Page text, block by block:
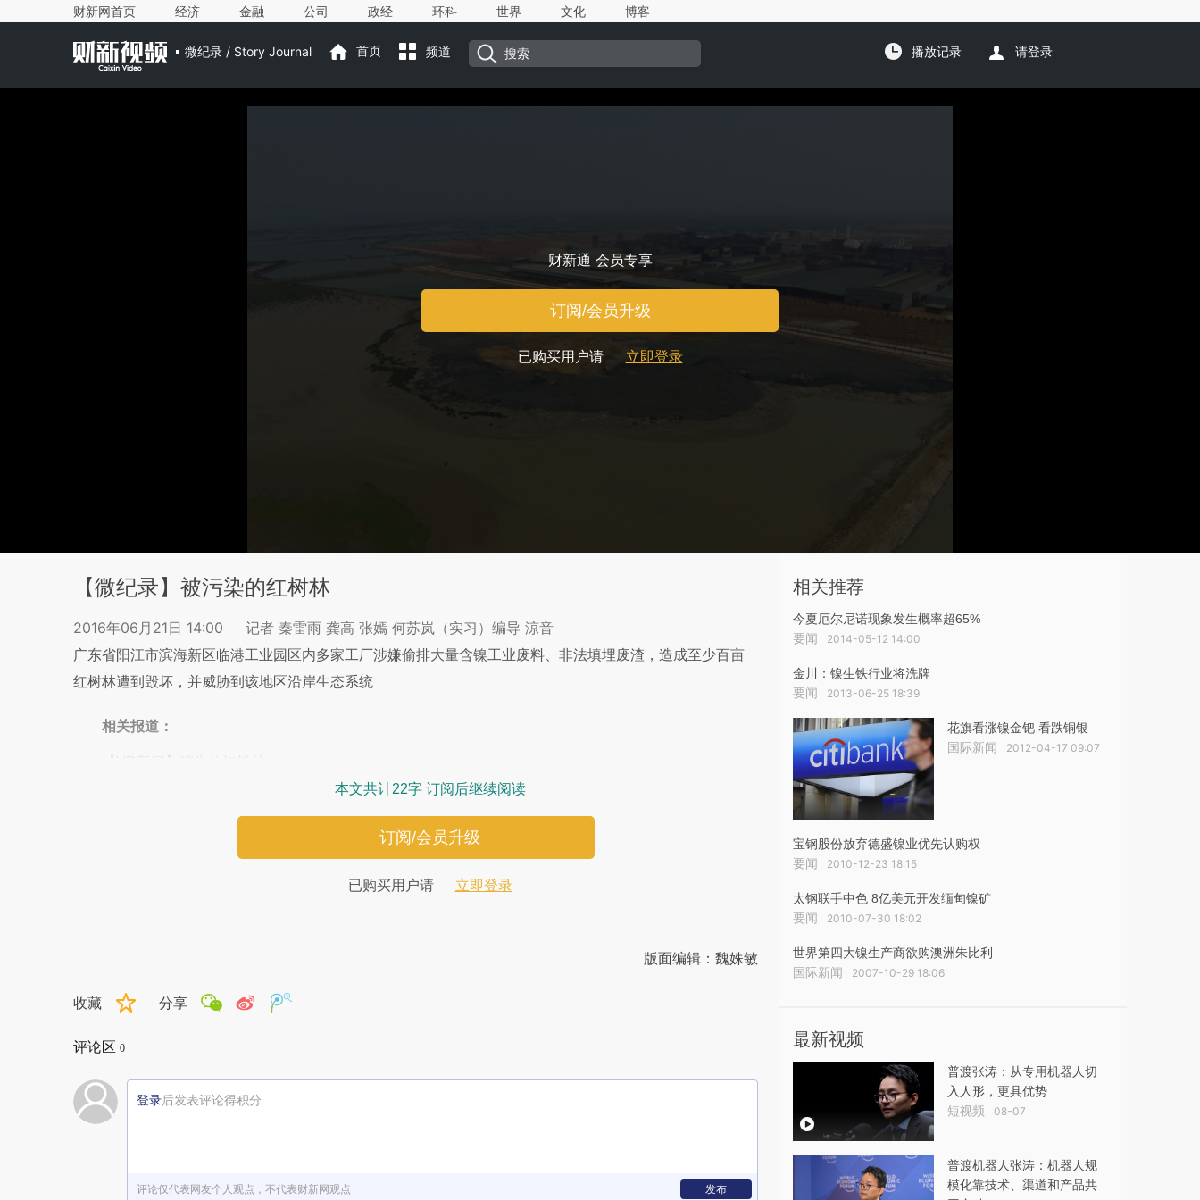
财新网首页 经济 金融 公司 政经 环科 世界 文化 博客
微纪录 / Story Journal 首页 频道 播放记录 请登录
财新通 会员专享
订阅/会员升级
已购买用户请 立即登录
【微纪录】被污染的红树林
2016年06月21日 14:00
记者 秦雷雨 龚高 张嫣 何苏岚（实习）编导 涼音
广东省阳江市滨海新区临港工业园区内多家工厂涉嫌偷排大量含镍工业废料、非法填埋废渣，造成至少百亩
红树林遭到毁坏，并威胁到该地区沿岸生态系统
相关报道：
【VR新闻】消失的红树林
本文共计22字 订阅后继续阅读
订阅/会员升级
已购买用户请 立即登录
版面编辑：魏姝敏
收藏 分享
评论区 0
登录后发表评论得积分
评论仅代表网友个人观点，不代表财新网观点 发布
相关推荐
今夏厄尔尼诺现象发生概率超65%
要闻 2014-05-12 14:00
金川：镍生铁行业将洗牌
要闻 2013-06-25 18:39
花旗看涨镍金钯 看跌铜银
国际新闻 2012-04-17 09:07
宝钢股份放弃德盛镍业优先认购权
要闻 2010-12-23 18:15
太钢联手中色 8亿美元开发缅甸镍矿
要闻 2010-07-30 18:02
世界第四大镍生产商欲购澳洲朱比利
国际新闻 2007-10-29 18:06
最新视频
普渡张涛：从专用机器人切
入人形，更具优势
短视频 08-07
普渡机器人张涛：机器人规
模化靠技术、渠道和产品共